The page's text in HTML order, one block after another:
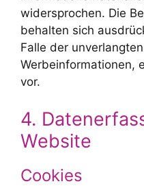
widersprochen. Die
behalten sich
Falle der
Werbeinformationen,
vor.
4.
Website
Cookies